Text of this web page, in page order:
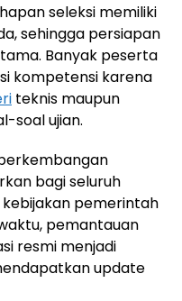
seleksi memiliki
sehingga persiapan
Banyak peserta
kompetensi karena
teknis maupun
soal ujian.
bagi seluruh
pemerintah
pemantauan
resmi menjadi
update